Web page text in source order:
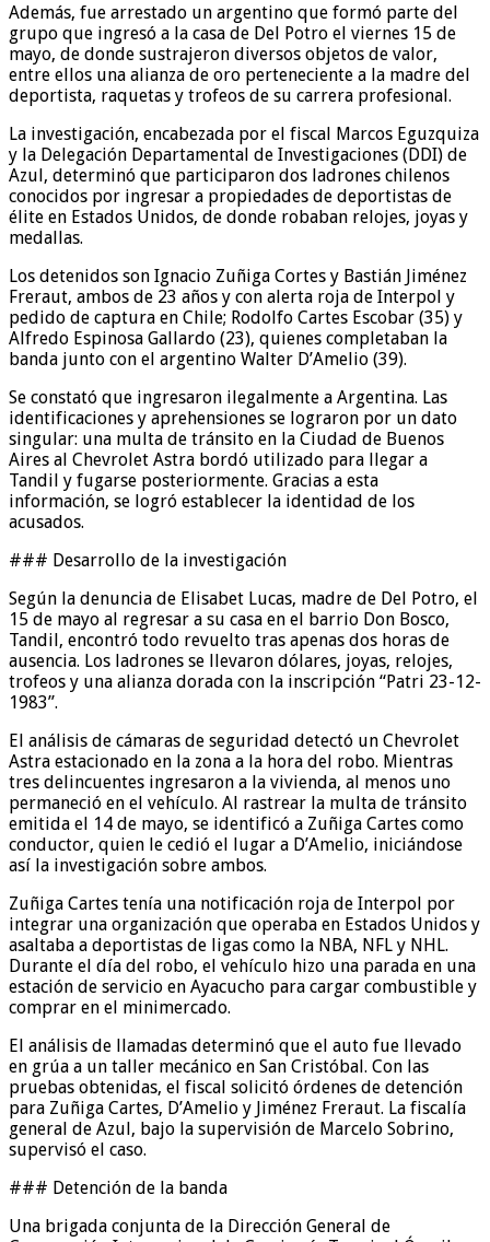
Además, fue arrestado un argentino que formó parte del
grupo que ingresó a la casa de Del Potro el viernes 15 de
mayo, de donde sustrajeron diversos objetos de valor,
entre ellos una alianza de oro perteneciente a la madre del
deportista, raquetas y trofeos de su carrera profesional.
La investigación, encabezada por el fiscal Marcos Eguzquiza
y la Delegación Departamental de Investigaciones (DDI) de
Azul, determinó que participaron dos ladrones chilenos
conocidos por ingresar a propiedades de deportistas de
élite en Estados Unidos, de donde robaban relojes, joyas y
medallas.
Los detenidos son Ignacio Zuñiga Cortes y Bastián Jiménez
Freraut, ambos de 23 años y con alerta roja de Interpol y
pedido de captura en Chile; Rodolfo Cartes Escobar (35) y
Alfredo Espinosa Gallardo (23), quienes completaban la
banda junto con el argentino Walter D’Amelio (39).
Se constató que ingresaron ilegalmente a Argentina. Las
identificaciones y aprehensiones se lograron por un dato
singular: una multa de tránsito en la Ciudad de Buenos
Aires al Chevrolet Astra bordó utilizado para llegar a
Tandil y fugarse posteriormente. Gracias a esta
información, se logró establecer la identidad de los
acusados.
### Desarrollo de la investigación
Según la denuncia de Elisabet Lucas, madre de Del Potro, el
15 de mayo al regresar a su casa en el barrio Don Bosco,
Tandil, encontró todo revuelto tras apenas dos horas de
ausencia. Los ladrones se llevaron dólares, joyas, relojes,
trofeos y una alianza dorada con la inscripción “Patri 23-12-
1983”.
El análisis de cámaras de seguridad detectó un Chevrolet
Astra estacionado en la zona a la hora del robo. Mientras
tres delincuentes ingresaron a la vivienda, al menos uno
permaneció en el vehículo. Al rastrear la multa de tránsito
emitida el 14 de mayo, se identificó a Zuñiga Cartes como
conductor, quien le cedió el lugar a D’Amelio, iniciándose
así la investigación sobre ambos.
Zuñiga Cartes tenía una notificación roja de Interpol por
integrar una organización que operaba en Estados Unidos y
asaltaba a deportistas de ligas como la NBA, NFL y NHL.
Durante el día del robo, el vehículo hizo una parada en una
estación de servicio en Ayacucho para cargar combustible y
comprar en el minimercado.
El análisis de llamadas determinó que el auto fue llevado
en grúa a un taller mecánico en San Cristóbal. Con las
pruebas obtenidas, el fiscal solicitó órdenes de detención
para Zuñiga Cartes, D’Amelio y Jiménez Freraut. La fiscalía
general de Azul, bajo la supervisión de Marcelo Sobrino,
supervisó el caso.
### Detención de la banda
Una brigada conjunta de la Dirección General de